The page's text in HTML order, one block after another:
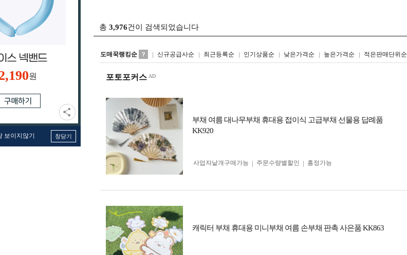
원
보이지않기 창닫기
총 3,976건이 검색되었습니다
도매꾹랭킹순 신규공급사순 최근등록순 인기상품순 낮은가격순 높은가격순 적은판매단위순
리스트형갤러리형
포토포커스
부채 여름 대나무부채 휴대용 접이식 고급부채 선물용 답례품
KK920
사업자 낱개구매가능 주문수량별할인 흥정가능
캐릭터 부채 휴대용 미니부채 여름 손부채 판촉 사은품 KK863